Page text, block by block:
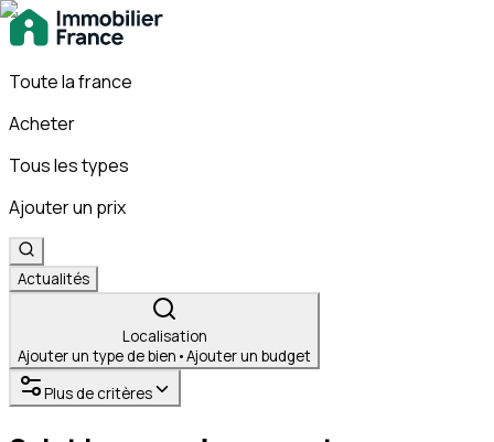
Toute la france
Acheter
Tous les types
Ajouter un prix
Actualités
Localisation
Ajouter un type de bien •Ajouter un budget
Plus de critères